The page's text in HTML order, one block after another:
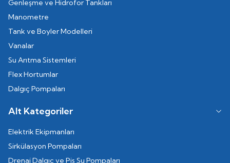
Genleşme ve Hidrofor Tankları
Manometre
Tank ve Boyler Modelleri
Vanalar
Su Arıtma Sistemleri
Flex Hortumlar
Dalgıç Pompaları
Alt Kategoriler
Elektrik Ekipmanları
Sirkülasyon Pompaları
Drenaj Dalgıç ve Pis Su Pompaları